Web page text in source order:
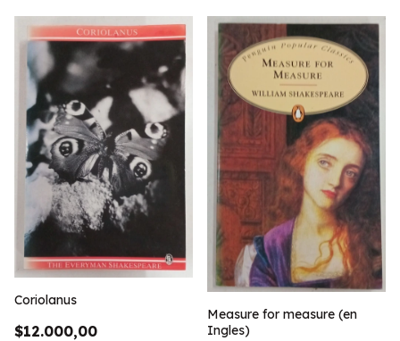
Coriolanus
$12.000,00
Measure for measure (en
Ingles)